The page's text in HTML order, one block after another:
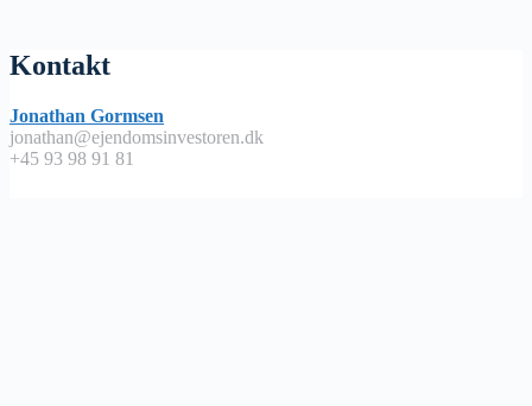
Kontakt
Jonathan Gormsen
jonathan@ejendomsinvestoren.dk
+45 93 98 91 81